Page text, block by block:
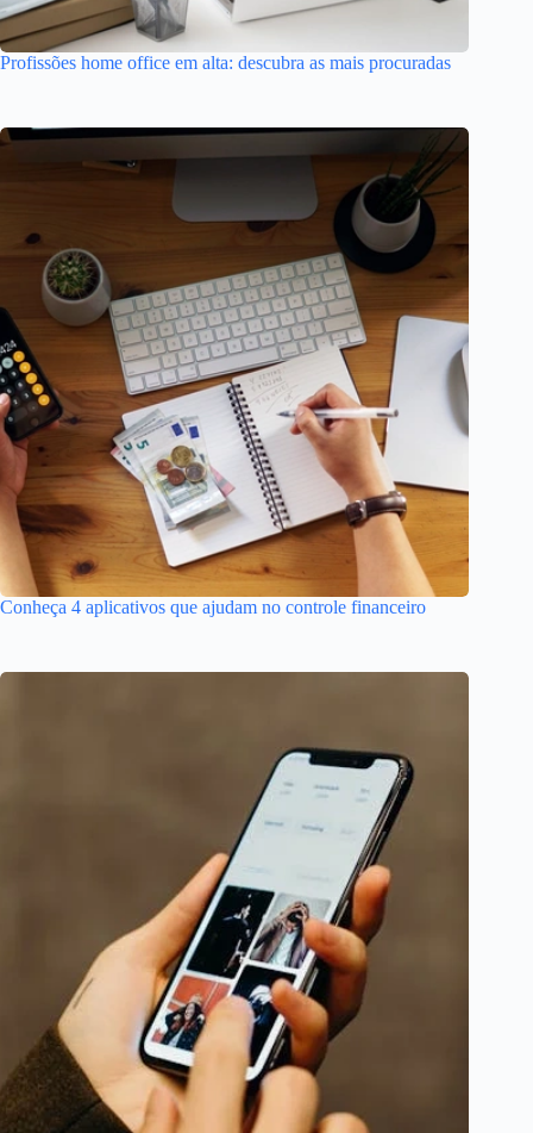
Profissões home office em alta: descubra as mais procuradas
Conheça 4 aplicativos que ajudam no controle financeiro